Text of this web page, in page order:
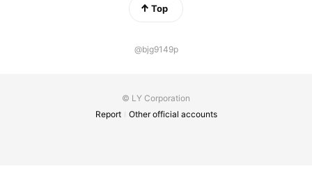
Top
@bjg9149p
© LY Corporation
Report
Other official accounts